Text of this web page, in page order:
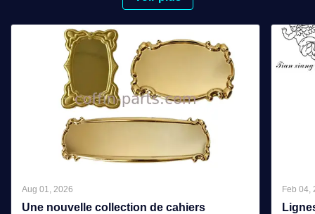
cuivre standard de style partie le coin de cercueil
avec pp en plastique
Aug 01, 2026
Une nouvelle collection de cahiers
Feb 04,